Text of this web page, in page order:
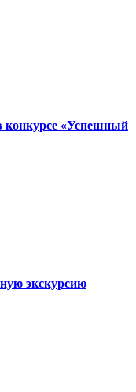
конкурсе «Успешный
экскурсию